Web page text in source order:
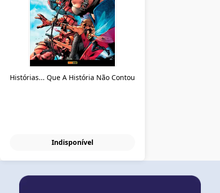
Histórias... Que A História Não Contou
Indisponível